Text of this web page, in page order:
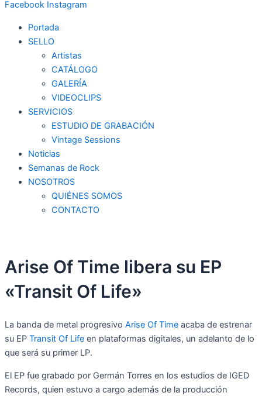
Facebook Instagram
Portada
SELLO
Artistas
CATÁLOGO
GALERÍA
VIDEOCLIPS
SERVICIOS
ESTUDIO DE GRABACIÓN
Vintage Sessions
Noticias
Semanas de Rock
NOSOTROS
QUIÉNES SOMOS
CONTACTO
Arise Of Time libera su EP
«Transit Of Life»
La banda de metal progresivo Arise Of Time acaba de estrenar
su EP Transit Of Life en plataformas digitales, un adelanto de lo
que será su primer LP.
El EP fue grabado por Germán Torres en los estudios de IGED
Records, quien estuvo a cargo además de la producción